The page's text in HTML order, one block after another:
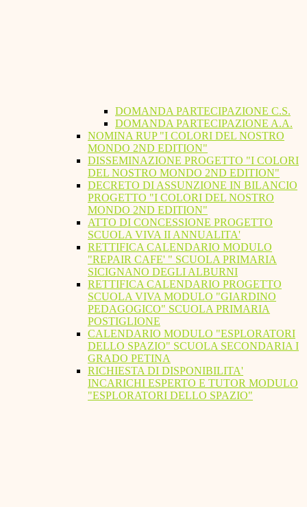
DOMANDA PARTECIPAZIONE C.S.
DOMANDA PARTECIPAZIONE A.A.
NOMINA RUP "I COLORI DEL NOSTRO
MONDO 2ND EDITION"
DISSEMINAZIONE PROGETTO "I COLORI
DEL NOSTRO MONDO 2ND EDITION"
DECRETO DI ASSUNZIONE IN BILANCIO
PROGETTO "I COLORI DEL NOSTRO
MONDO 2ND EDITION"
ATTO DI CONCESSIONE PROGETTO
SCUOLA VIVA II ANNUALITA'
RETTIFICA CALENDARIO MODULO
"REPAIR CAFE' " SCUOLA PRIMARIA
SICIGNANO DEGLI ALBURNI
RETTIFICA CALENDARIO PROGETTO
SCUOLA VIVA MODULO "GIARDINO
PEDAGOGICO" SCUOLA PRIMARIA
POSTIGLIONE
CALENDARIO MODULO "ESPLORATORI
DELLO SPAZIO" SCUOLA SECONDARIA I
GRADO PETINA
RICHIESTA DI DISPONIBILITA'
INCARICHI ESPERTO E TUTOR MODULO
"ESPLORATORI DELLO SPAZIO"